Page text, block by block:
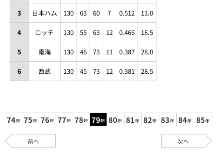
3 日本ハム 130 63 60 7 0.512 13.0
4 ロッテ 130 55 63 12 0.466 18.5
5 南海 130 46 73 11 0.387 28.0
6 西武 130 45 73 12 0.381 28.5
74年 75年 76年 77年 78年 79年 80年 81年 82年 83年 84年 85年
前へ 次へ